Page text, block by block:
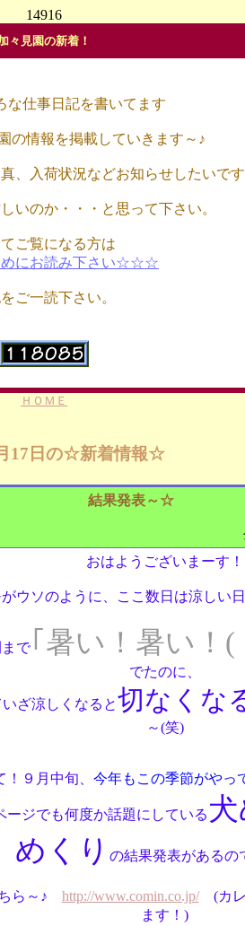
14916
々見園の新着！
な仕事日記を書いてます
の情報を掲載していきます～♪
、入荷状況などお知らせしたいです
いのか・・・と思って下さい。
ご覧になる方は
にお読み下さい☆☆☆
をご一読下さい。
ＨＯＭＥ
17日の☆新着情報☆
結果発表～☆
おはようございまーす！
ウソのように、ここ数日は涼しい
で｢暑い！暑い！
でたのに、
ざ涼しくなると切なくな
～(笑)
！９月中旬、 今年もこの季節がや
ージでも何度か話題にしている
めくり の結果発表があるの
ら～♪ http://www.comin.co.jp/(カレ
ます！)